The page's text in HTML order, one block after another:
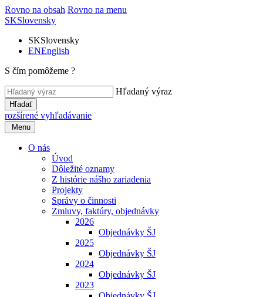
Rovno na obsah Rovno na menu
SKSlovensky
SKSlovensky
ENEnglish
S čím pomôžeme ?
Hľadaný výraz
Hľadať
rozšírené vyhľadávanie
Menu
O nás
Úvod
Dôležité oznamy
Z histórie nášho zariadenia
Projekty
Správy o činnosti
Zmluvy, faktúry, objednávky
2026
Objednávky ŠJ
2025
Objednávky ŠJ
2024
Objednávky ŠJ
2023